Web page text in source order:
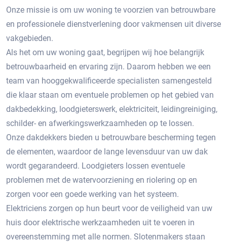
Onze missie is om uw woning te voorzien van betrouwbare
en professionele dienstverlening door vakmensen uit diverse
vakgebieden.
Als het om uw woning gaat, begrijpen wij hoe belangrijk
betrouwbaarheid en ervaring zijn. Daarom hebben we een
team van hooggekwalificeerde specialisten samengesteld
die klaar staan om eventuele problemen op het gebied van
dakbedekking, loodgieterswerk, elektriciteit, leidingreiniging,
schilder- en afwerkingswerkzaamheden op te lossen.
Onze dakdekkers bieden u betrouwbare bescherming tegen
de elementen, waardoor de lange levensduur van uw dak
wordt gegarandeerd. Loodgieters lossen eventuele
problemen met de watervoorziening en riolering op en
zorgen voor een goede werking van het systeem.
Elektriciens zorgen op hun beurt voor de veiligheid van uw
huis door elektrische werkzaamheden uit te voeren in
overeenstemming met alle normen. Slotenmakers staan ​​